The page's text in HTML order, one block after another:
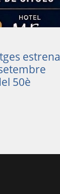
estrena
50è